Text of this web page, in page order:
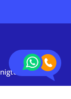
Staaten |